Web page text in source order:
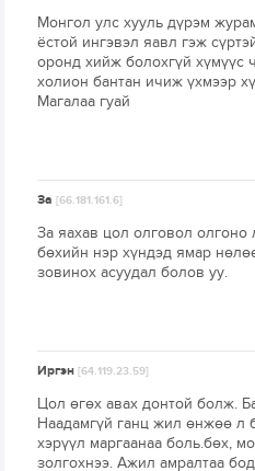
Монгол улс хууль дүрэм
ёстой ингэвэл яавл гэж
оронд хийж болохгүй хүмүүс
холион бантан ичиж үхмээр
Магалаа гуай
За[66.181.161.6]
За яахав цол олговол олгоно
бөхийн нэр хүндэд ямар
зовинох асуудал болов уу.
Иргэн[64.119.23.59]
Цол өгөх авах донтой болж.
Наадамгүй ганц жил өнжөө л
хэрүүл маргаанаа боль.бөх,
золгохнээ. Ажил амралтаа